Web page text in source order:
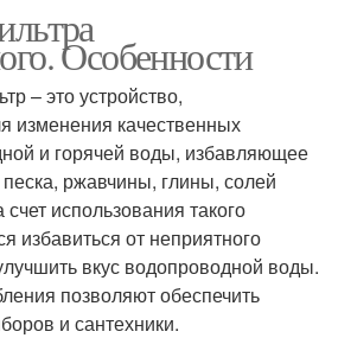
Особенности
– это устройство,
изменения качественных
и горячей воды, избавляющее
ржавчины, глины, солей
использования такого
избавиться от неприятного
вкус водопроводной воды.
позволяют обеспечить
и сантехники.